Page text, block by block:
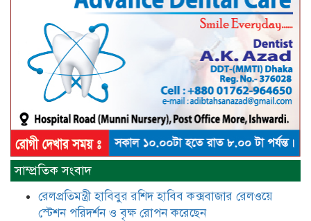
আটঘরিয়ায় বিএনপি নেতার ভাতিজাকে ছাত্রলীগের সাধারণ
​​অবৈধ অর্থ বা পেশীশক্তি না থাকলে
রাজনীতিতে টিকে থাকার একমাত্র উপায়
হলো “জনসম্পৃক্ততা ও নৈতিকতা——
বিএনপির কেন্দ্রিয় নেতা সিরাজুল ইসলাম
সরদার
মধুমতি এক্সপ্রেস ট্রেনে রেলওয়ে জেলা
বিশ্বাসকে ৫০ বোতল কোডিন যুক্ত
সিরাপসহ গ্রেফতার
সাম্প্রতিক সংবাদ
রেলপ্রতিমন্ত্রী হাবিবুর রশিদ হাবিব কক্সবাজার রেলওয়ে
স্টেশন পরিদর্শন ও বৃক্ষ রোপন করেছেন